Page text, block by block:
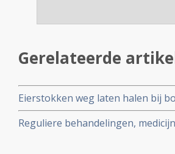
Gerelateerde
Eierstokken weg laten halen bij
voorkomen en borstkanker te
betere kans om borstkanker te
Reguliere behandelingen,